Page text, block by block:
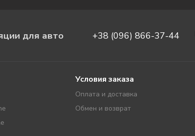
для авто +38 (096) 866-37-44
Условия заказа
Оплата и доставка
Обмен и возврат